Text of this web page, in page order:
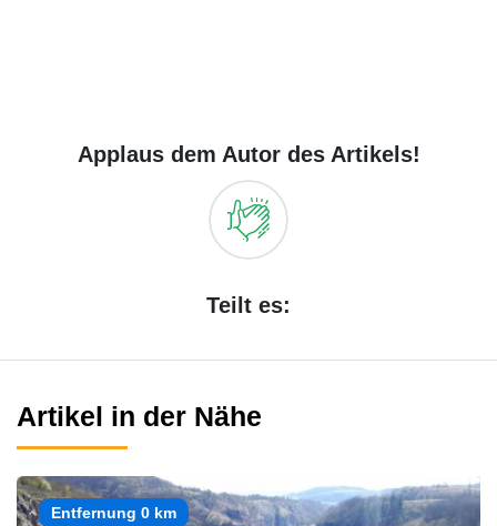
Applaus dem Autor des Artikels!
Teilt es:
Artikel in der Nähe
Entfernung 0 km